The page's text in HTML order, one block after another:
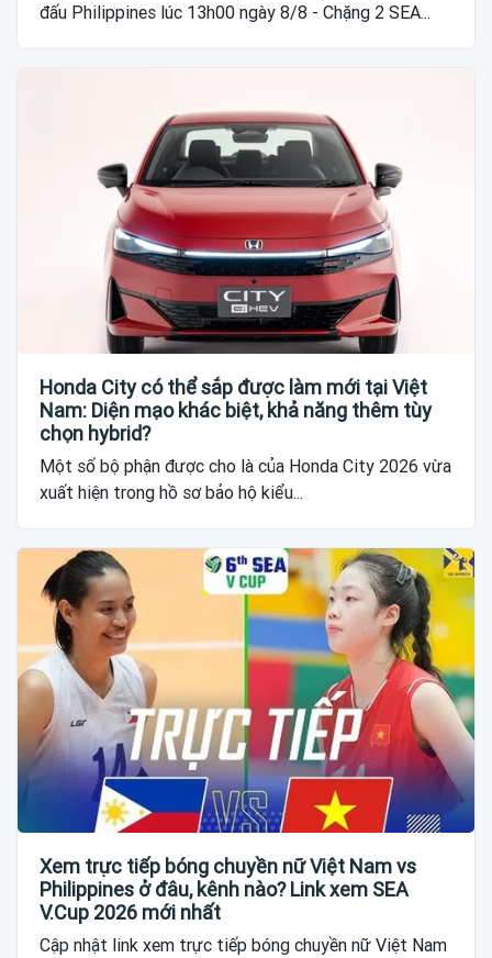
đấu Philippines lúc 13h00 ngày 8/8 - Chặng 2 SEA...
Honda City có thể sắp được làm mới tại Việt
Nam: Diện mạo khác biệt, khả năng thêm tùy
chọn hybrid?
Một số bộ phận được cho là của Honda City 2026 vừa
xuất hiện trong hồ sơ bảo hộ kiểu...
Xem trực tiếp bóng chuyền nữ Việt Nam vs
Philippines ở đâu, kênh nào? Link xem SEA
V.Cup 2026 mới nhất
Cập nhật link xem trực tiếp bóng chuyền nữ Việt Nam